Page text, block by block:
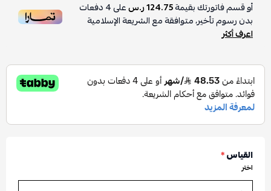
أو قسم فاتورتك بقيمة124.75 ر.س على4دفعات
بدون رسوم تأخير، متوافقة مع الشريعة الإسلامية
اعرف أكثر
القياس*
اختر